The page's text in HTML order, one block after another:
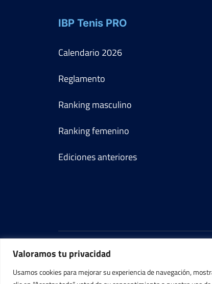
Valoramos tu privacidad
Usamos cookies para mejorar su experiencia de navegación,
IBP Tenis PRO
Calendario 2026
Reglamento
Ranking masculino
Ranking femenino
Ediciones anteriores